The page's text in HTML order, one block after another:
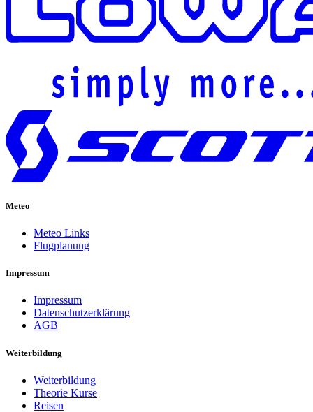
Meteo
Meteo Links
Flugplanung
Impressum
Impressum
Datenschutzerklärung
AGB
Weiterbildung
Weiterbildung
Theorie Kurse
Reisen